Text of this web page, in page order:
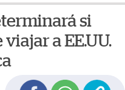
si
a EE.UU.